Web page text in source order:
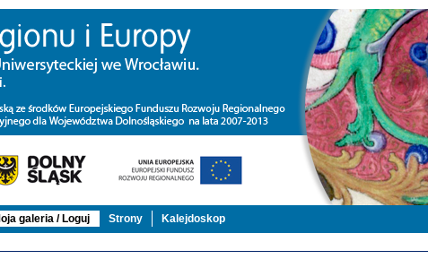
galeria / Loguj Strony Kalejdoskop